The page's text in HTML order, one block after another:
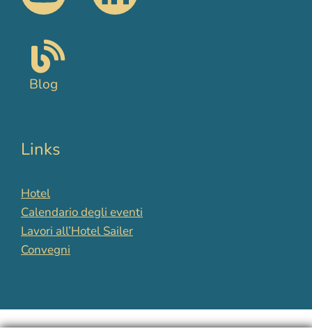
Blog
Links
Hotel
Calendario degli eventi
Lavori all’Hotel Sailer
Convegni